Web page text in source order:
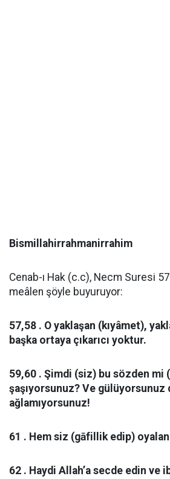
Bismillahirrahmanirrahim
Cenab-ı Hak (c.c), Necm Suresi
meâlen şöyle buyuruyor:
57,58 . O yaklaşan (kıyâmet),
başka ortaya çıkarıcı yoktur.
59,60 . Şimdi (siz) bu sözden mi
şaşıyorsunuz? Ve gülüyorsunuz
ağlamıyorsunuz!
61 . Hem siz (gāfillik edip)
62 . Haydi Allah’a secde edin ve